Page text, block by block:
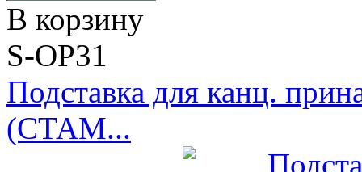
В корзину
S-ОР31
Подставка для канц.
(СТАМ...